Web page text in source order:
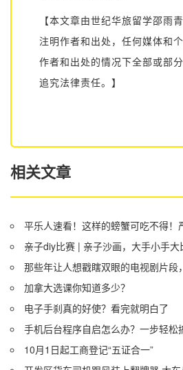
【本文章由世纪华旅留学邵雨
注明作者和出处，任何媒体和
作者和出处的情况下全部或部
追究法律责任。】
相关文章
平乐人速看！这样的螃蟹可吃不得
加拿大选课你知道多少？
电子手刹真的好使？看完就明白了
手机后台程序自启怎么办？一步轻松
10月1日起工商登记“五证合一”